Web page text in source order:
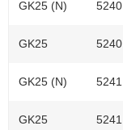
GK25 (N) 5240
GK25 5240
GK25 (N) 5241
GK25 5241